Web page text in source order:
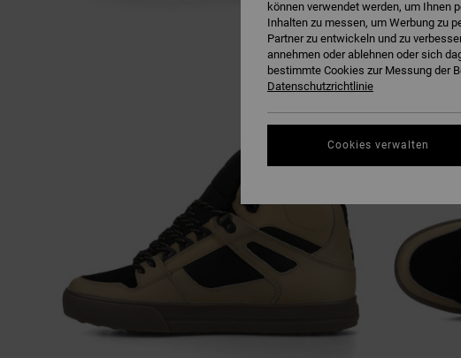
können verwendet werden, um Ihnen
Inhalten zu messen, um Werbung zu
Partner zu entwickeln und zu
annehmen oder ablehnen oder sich
bestimmte Cookies zur Messung der
Datenschutzrichtlinie
Cookies verwalten